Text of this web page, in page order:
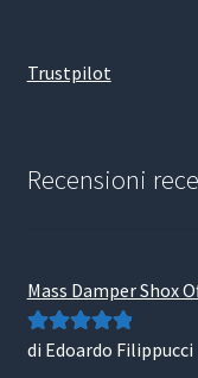
Trustpilot
Recensioni
Mass Damper Shox
Valutato5su
di Edoardo Filippucci